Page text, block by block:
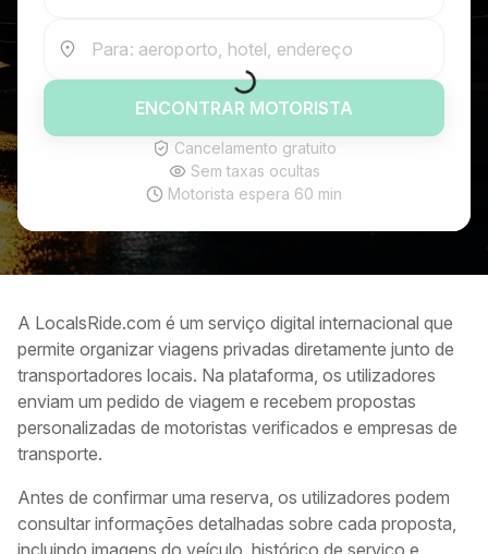
Para: aeroporto, hotel, endereço
ENCONTRAR MOTORISTA
Cancelamento gratuito
Sem taxas ocultas
Motorista espera 60 min
A LocalsRide.com é um serviço digital internacional que
permite organizar viagens privadas diretamente junto de
transportadores locais. Na plataforma, os utilizadores
enviam um pedido de viagem e recebem propostas
personalizadas de motoristas verificados e empresas de
transporte.
Antes de confirmar uma reserva, os utilizadores podem
consultar informações detalhadas sobre cada proposta,
incluindo imagens do veículo, histórico de serviço e